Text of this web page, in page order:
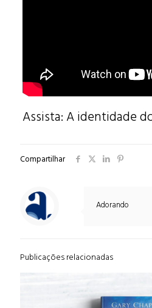
Assista: A identidade
Compartilhar
Adorando
Publicações relacionadas